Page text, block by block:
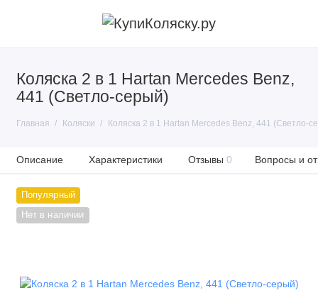
Коляска 2 в 1 Hartan Mercedes Benz,
441 (Светло-серый)
Главная Коляски Коляска 2 в 1 Hartan Mercedes Benz, 441 (Светло-
Описание Характеристики Отзывы 0 Вопросы и
Популярный
Нет в наличии